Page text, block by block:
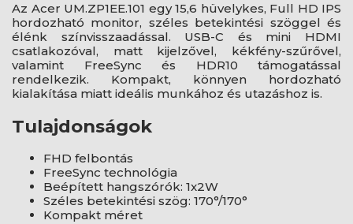
Az Acer UM.ZP1EE.101 egy 15,6 hüvelykes, Full HD IPS
hordozható monitor, széles betekintési szöggel és
élénk színvisszaadással. USB-C és mini HDMI
csatlakozóval, matt kijelzővel, kékfény-szűrővel,
valamint FreeSync és HDR10 támogatással
rendelkezik. Kompakt, könnyen hordozható
kialakítása miatt ideális munkához és utazáshoz is.
Tulajdonságok
FHD felbontás
FreeSync technológia
Beépített hangszórók: 1x2W
Széles betekintési szög: 170°/170°
Kompakt méret